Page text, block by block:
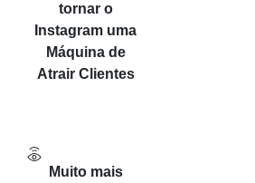
tornar o
Instagram uma
Máquina de
Atrair Clientes
Muito mais